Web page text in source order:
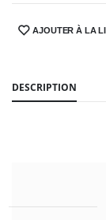
SHARE:AJOUTER À LA
DESCRIPTION